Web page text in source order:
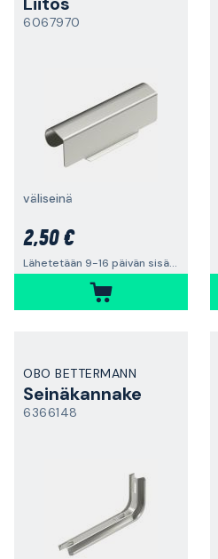
6067970
väliseinä
2,50 €
Lähetetään 9-16 päivän sisällä
OBO BETTERMANN
Seinäkannake
6366148